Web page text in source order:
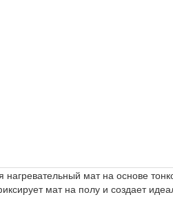
мат на основе
мат на полу и создает